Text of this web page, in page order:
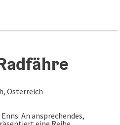
Österreich